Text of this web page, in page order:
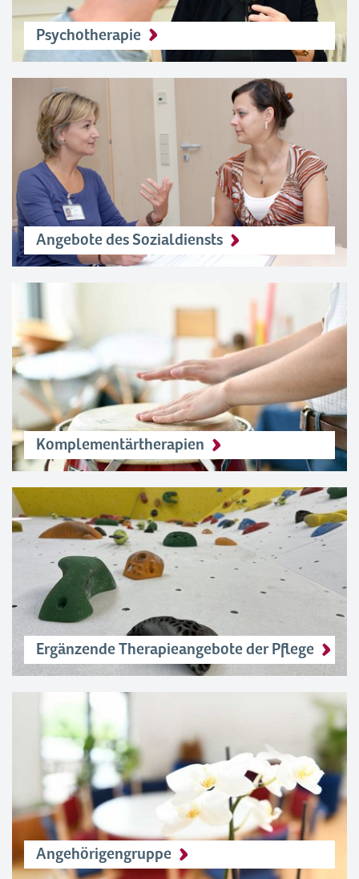
Psychotherapie
Angebote des Sozialdiensts
Komplementärtherapien
Ergänzende Therapieangebote der Pflege
Angehörigengruppe